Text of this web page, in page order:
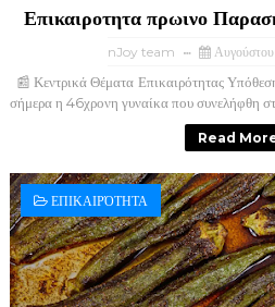
Επικαιροτητα πρωινο
nJoy team
📰 Κεντρικά Θέματα Επικαιρότητας
σήμερα η 46χρονη γυναίκα που συνελήφθη
Read
ΕΠΙΚΑΙΡΌΤΗΤΑ